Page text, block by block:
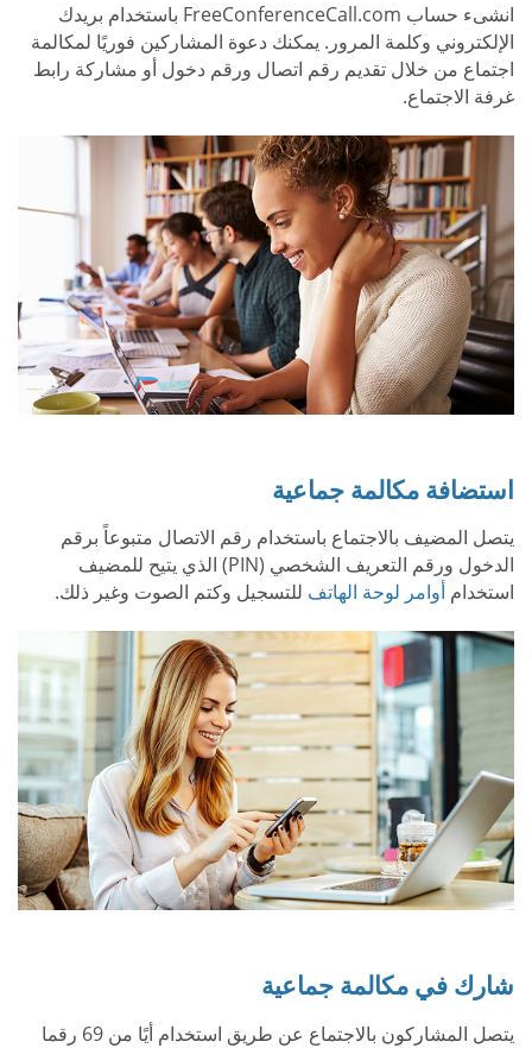
انشىء حساب FreeConferenceCall.com باستخدام بريدك
الإلكتروني وكلمة المرور. يمكنك دعوة المشاركين فوريًا لمكالمة
اجتماع من خلال تقديم رقم اتصال ورقم دخول أو مشاركة رابط
غرفة الاجتماع.
استضافة مكالمة جماعية
يتصل المضيف بالاجتماع باستخدام رقم الاتصال متبوعاً برقم
الدخول ورقم التعريف الشخصي (PIN) الذي يتيح للمضيف
استخدام أوامر لوحة الهاتف للتسجيل وكتم الصوت وغير ذلك.
شارك في مكالمة جماعية
يتصل المشاركون بالاجتماع عن طريق استخدام أيًا من 69 رقما